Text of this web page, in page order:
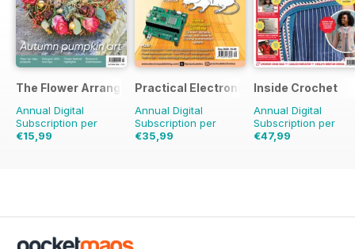
The Flower Arranger
Annual Digital
Subscription per
€15,99
Practical Electronics
Annual Digital
Subscription per
€35,99
Inside Crochet
Annual Digital
Subscription per
€47,99